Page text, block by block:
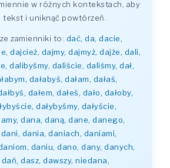
w różnych kontekstach, aby
tekst i uniknąć powtórzeń.
zamienniki to: dać, da, dacie,
dajcież, dajmy, dajmyż, dajże, dali,
dalibyśmy, daliście, daliśmy, dał,
dałabyś, dałam, dałaś,
dałem, dałeś, dało, dałoby,
dałybyśmy, dałyście,
dana, daną, dane, danego,
dania, daniach, daniami,
daniu, dano, dany, danych,
dasz, dawszy, niedana,